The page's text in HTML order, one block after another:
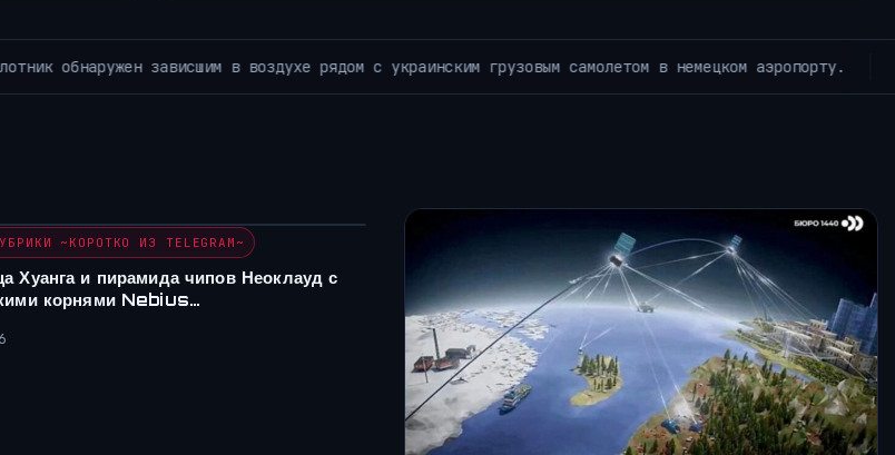
в немецком аэропорту. АРХИВ РУБРИКИ ~ЛЕНТА НОВОСТЕЙ~ Время летать: Google Earth открывает
~КОРОТКО ИЗ TELEGRAM~
Хуанга и пирамида чипов Неоклауд с
корнями Nebius…